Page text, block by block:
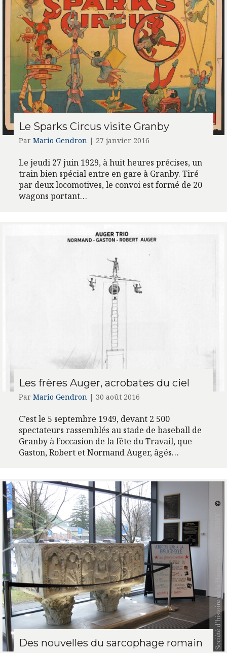
Le Sparks Circus visite Granby
Par Mario Gendron | 27 janvier 2016
Le jeudi 27 juin 1929, à huit heures précises, un
train bien spécial entre en gare à Granby. Tiré
par deux locomotives, le convoi est formé de 20
wagons portant…
Les frères Auger, acrobates du ciel
Par Mario Gendron | 30 août 2016
C’est le 5 septembre 1949, devant 2 500
spectateurs rassemblés au stade de baseball de
Granby à l’occasion de la fête du Travail, que
Gaston, Robert et Normand Auger, âgés…
Des nouvelles du sarcophage romain